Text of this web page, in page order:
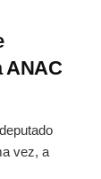
ANAC
vez, a